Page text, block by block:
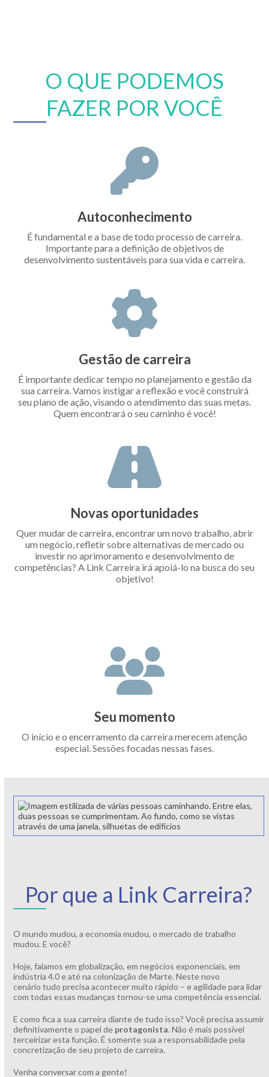
O QUE PODEMOS
FAZER POR VOCÊ
Autoconhecimento
É fundamental e a base de todo processo de carreira.
Importante para a definição de objetivos de
desenvolvimento sustentáveis para sua vida e carreira.
Gestão de carreira
É importante dedicar tempo no planejamento e gestão da
sua carreira. Vamos instigar a reflexão e você construirá
seu plano de ação, visando o atendimento das suas metas.
Quem encontrará o seu caminho é você!
Novas oportunidades
Quer mudar de carreira, encontrar um novo trabalho, abrir
um negócio, refletir sobre alternativas de mercado ou
investir no aprimoramento e desenvolvimento de
competências? A Link Carreira irá apoiá-lo na busca do seu
objetivo!
Seu momento
O início e o encerramento da carreira merecem atenção
especial. Sessões focadas nessas fases.
Por que a Link Carreira?
O mundo mudou, a economia mudou, o mercado de trabalho
mudou. E você?
Hoje, falamos em globalização, em negócios exponenciais, em
indústria 4.0 e até na colonização de Marte. Neste novo
cenário tudo precisa acontecer muito rápido – e agilidade para lidar
com todas essas mudanças tornou-se uma competência essencial.
E como fica a sua carreira diante de tudo isso? Você precisa assumir
definitivamente o papel de protagonista. Não é mais possível
terceirizar esta função. É somente sua a responsabilidade pela
concretização de seu projeto de carreira.
Venha conversar com a gente!